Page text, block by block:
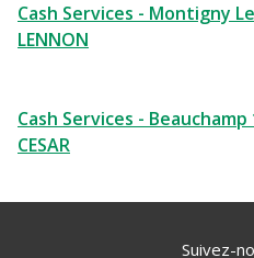
Cash Services - Montigny
LENNON
Cash Services - Beauchamp
CESAR
Suivez-